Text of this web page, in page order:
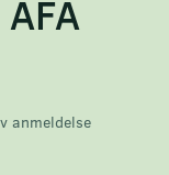
anmeldelse